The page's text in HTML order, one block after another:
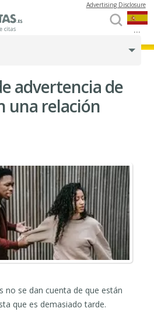
...
Advertising Disclosure
advertencia de
una relación
no se dan cuenta de que están
que es demasiado tarde.